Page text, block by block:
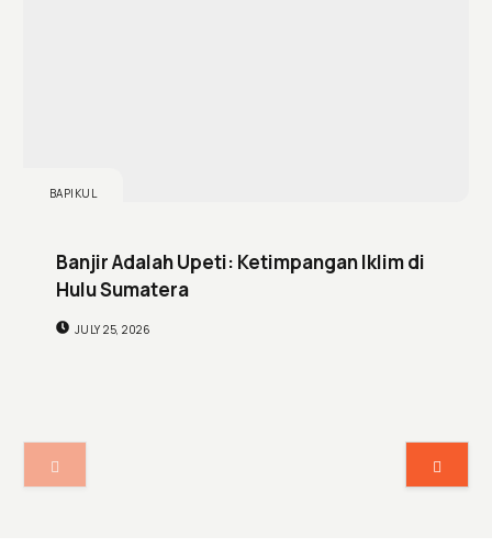
BAPIKUL
Banjir Adalah Upeti: Ketimpangan Iklim di
Hulu Sumatera
JULY 25, 2026